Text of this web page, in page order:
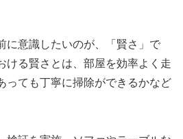
に意識したいのが、「賢さ」で
ける賢さとは、部屋を効率よく走
っても丁寧に掃除ができるかなど